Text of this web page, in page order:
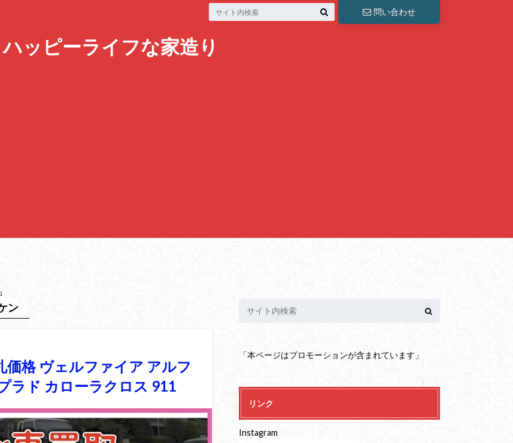
ハッピーライフな家造り
問い合わせ
ン
価格 ヴェルファイア アルフ
ラド カローラクロス 911
「本ページはプロモーションが含まれています」
リンク
Instagram